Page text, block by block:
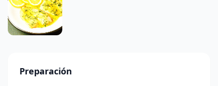
Preparación